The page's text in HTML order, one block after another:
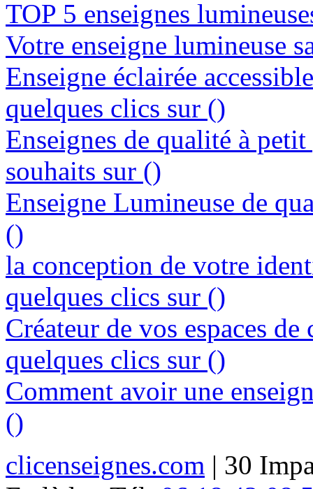
TOP 5 enseignes
Votre enseigne lumineuse
Enseigne éclairée
quelques clics sur ()
Enseignes de qualité à
souhaits sur ()
Enseigne Lumineuse de
()
la conception de votre
quelques clics sur ()
Créateur de vos espaces
quelques clics sur ()
Comment avoir une
()
clicenseignes.com | 30